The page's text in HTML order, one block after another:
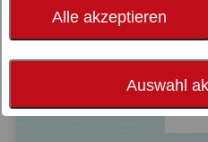
Alle akzeptieren
Auswahl
Bitte in cm